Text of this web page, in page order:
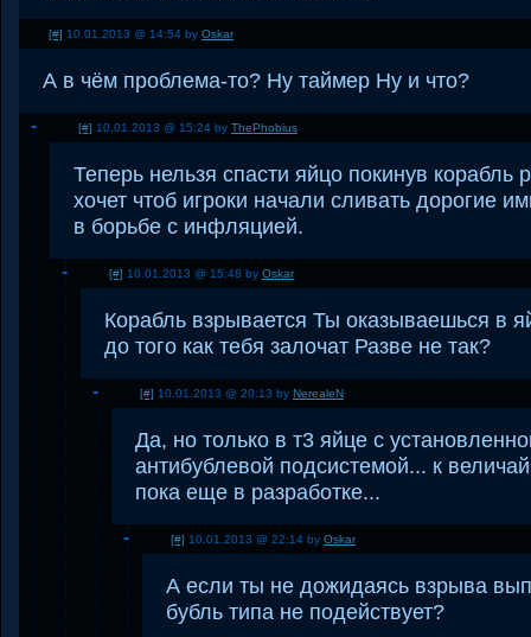
[#] 10.01.2013 @ 14:54 by Oskar
А в чём проблема-то? Ну таймер Ну и что?
[#] 10.01.2013 @ 15:24 by ThePhobius
Теперь нельзя спасти яйцо покинув
хочет чтоб игроки начали сливать дорогие
в борьбе с инфляцией.
[#] 10.01.2013 @ 15:48 by Oskar
Корабль взрывается Ты оказываешься в
до того как тебя залочат Разве не так?
[#] 10.01.2013 @ 20:13 by NerealeN
Да, но только в т3 яйце с
антибублевой подсистемой... к
пока еще в разработке...
[#] 10.01.2013 @ 22:14 by Oskar
А если ты не дожидаясь взрыва
бубль типа не подействует?